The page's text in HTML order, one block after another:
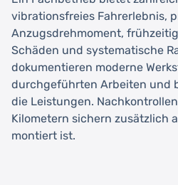
vibrationsfreies Fahrerlebnis,
Anzugsdrehmoment,
Schäden und systematische
dokumentieren moderne
durchgeführten Arbeiten und
die Leistungen.
Kilometern sichern zusätzlich
montiert ist.